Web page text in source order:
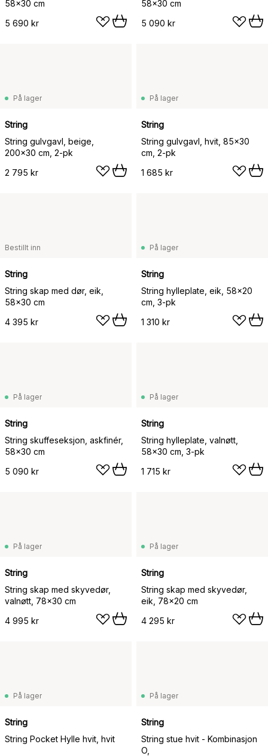
58x30 cm
5 690 kr
58x30 cm
5 090 kr
På lager
String
String gulvgavl, beige,
200x30 cm, 2-pk
2 795 kr
På lager
String
String gulvgavl, hvit, 85x30
cm, 2-pk
1 685 kr
Bestillt inn
String
String skap med dør, eik,
58x30 cm
4 395 kr
På lager
String
String hylleplate, eik, 58x20
cm, 3-pk
1 310 kr
På lager
String
String skuffeseksjon, askfinér,
58x30 cm
5 090 kr
På lager
String
String hylleplate, valnøtt,
58x30 cm, 3-pk
1 715 kr
På lager
String
String skap med skyvedør,
valnøtt, 78x30 cm
4 995 kr
På lager
String
String skap med skyvedør,
eik, 78x20 cm
4 295 kr
På lager
String
String Pocket Hylle hvit, hvit
På lager
String
String stue hvit - Kombinasjon
O,